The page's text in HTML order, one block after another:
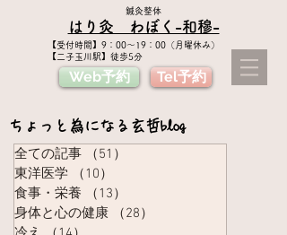
鍼灸整体
はり灸 わぼく​-和穆-
​【受付時間】9：00〜19：00（月曜休み）
【二子玉川駅】徒歩5分
Web予約 Tel予約
ちょっと為になる​玄哲blog
全ての記事 （51）
東洋医学
（10）
食事・栄養
（13）
身体と心の健康
（28）